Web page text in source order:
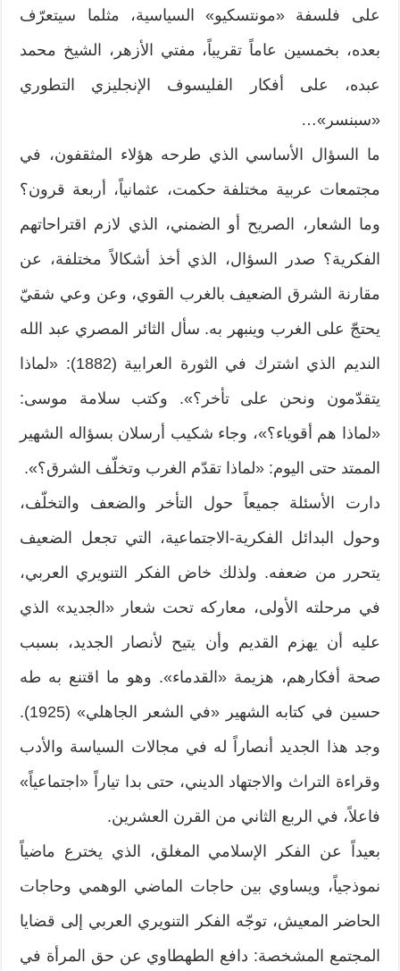
على فلسفة «مونتسكيو» السياسية، مثلما سيتعرّف
بعده، بخمسين عاماً تقريباً، مفتي الأزهر، الشيخ محمد
عبده، على أفكار الفليسوف الإنجليزي التطوري
«سبنسر»…
ما السؤال الأساسي الذي طرحه هؤلاء المثقفون، في
مجتمعات عربية مختلفة حكمت، عثمانياً، أربعة قرون؟
وما الشعار، الصريح أو الضمني، الذي لازم اقتراحاتهم
الفكرية؟ صدر السؤال، الذي أخذ أشكالاً مختلفة، عن
مقارنة الشرق الضعيف بالغرب القوي، وعن وعي شقيّ
يحتجّ على الغرب وينبهر به. سأل الثائر المصري عبد الله
النديم الذي اشترك في الثورة العرابية (1882): «لماذا
يتقدّمون ونحن على تأخر؟». وكتب سلامة موسى:
«لماذا هم أقوياء؟»، وجاء شكيب أرسلان بسؤاله الشهير
الممتد حتى اليوم: «لماذا تقدّم الغرب وتخلّف الشرق؟».
دارت الأسئلة جميعاً حول التأخر والضعف والتخلّف،
وحول البدائل الفكرية-الاجتماعية، التي تجعل الضعيف
يتحرر من ضعفه. ولذلك خاض الفكر التنويري العربي،
في مرحلته الأولى، معاركه تحت شعار «الجديد» الذي
عليه أن يهزم القديم وأن يتيح لأنصار الجديد، بسبب
صحة أفكارهم، هزيمة «القدماء». وهو ما اقتنع به طه
حسين في كتابه الشهير «في الشعر الجاهلي» (1925).
وجد هذا الجديد أنصاراً له في مجالات السياسة والأدب
وقراءة التراث والاجتهاد الديني، حتى بدا تياراً «اجتماعياً»
فاعلاً، في الربع الثاني من القرن العشرين.
بعيداً عن الفكر الإسلامي المغلق، الذي يخترع ماضياً
نموذجياً، ويساوي بين حاجات الماضي الوهمي وحاجات
الحاضر المعيش، توجّه الفكر التنويري العربي إلى قضايا
المجتمع المشخصة: دافع الطهطاوي عن حق المرأة في